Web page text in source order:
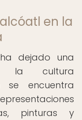
en la
dejado una
la cultura
se encuentra
pinturas y